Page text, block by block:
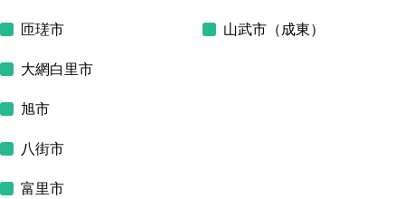
匝瑳市
大網白里市
旭市
八街市
富里市
山武市（成東）